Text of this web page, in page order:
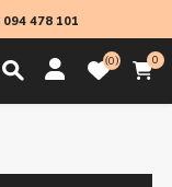
094 478 101
0 0